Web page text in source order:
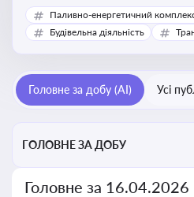
адміністрування і контролю
надається Україні з-за кордону,
Паливно-енергетичний
Будівельна діяльність
Головне за добу (AI) Усі
ГОЛОВНЕ ЗА ДОБУ
Головне за 16.04.2026